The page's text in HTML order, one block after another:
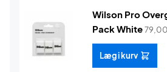
Wilson Pro
Pack White79,00
Læg i kurv